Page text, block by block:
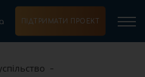
ПІДТРИМАТИ ПРОЕКТ